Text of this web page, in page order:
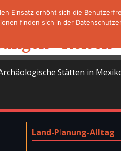
Stätten in
Land-Planung-Alltag
Einsatz erhöht sich die
finden sich in der